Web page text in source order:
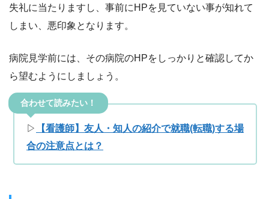
失礼に当たりますし、事前にHPを見ていない事が知れて
しまい、悪印象となります。
病院見学前には、その病院のHPをしっかりと確認してか
ら望むようにしましょう。
合わせて読みたい！
▷
【看護師】友人・知人の紹介で就職(転職)する場
合の注意点とは？